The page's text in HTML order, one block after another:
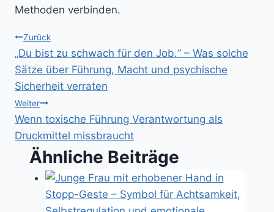
Methoden verbinden.
Beitragsnavigation
Zurück
„Du bist zu schwach für den Job.“ – Was solche
Sätze über Führung, Macht und psychische
Sicherheit verraten
Weiter
Wenn toxische Führung Verantwortung als
Druckmittel missbraucht
Ähnliche Beiträge